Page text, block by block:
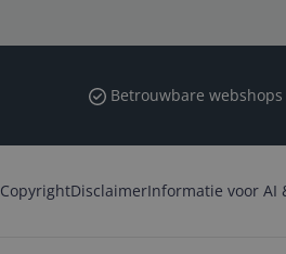
Betrouwbare webshops
CopyrightDisclaimerInformatie voor AI